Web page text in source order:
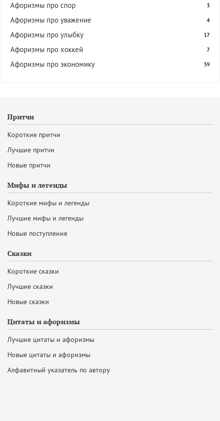
Афоризмы про спор 3
Афоризмы про уважение 4
Афоризмы про улыбку 17
Афоризмы про хоккей 7
Афоризмы про экономику 39
Притчи
Короткие притчи
Лучшие притчи
Новые притчи
Мифы и легенды
Короткие мифы и легенды
Лучшие мифы и легенды
Новые поступления
Сказки
Короткие сказки
Лучшие сказки
Новые сказки
Цитаты и афоризмы
Лучшие цитаты и афоризмы
Новые цитаты и афоризмы
Алфавитный указатель по автору